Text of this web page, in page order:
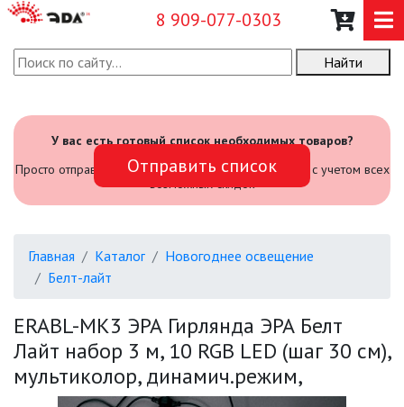
8 909-077-0303
О КОМПАНИИ
САДОВЫЙ ИНВЕНТАРЬ И
ИНСТРУМЕНТЫ
ПРОЖЕКТОРЫ
ФОНАРИ
Найти
У вас есть готовый список необходимых товаров?
Просто отправьте его нам и мы посчитаем стоимость с учетом всех
возможных скидок
Отправить список
Главная Каталог
Новогоднее освещение
Белт-лайт
ERABL-MK3 ЭРА Гирлянда ЭРА Белт
Лайт набор 3 м, 10 RGB LED (шаг 30 см),
мультиколор, динамич.режим,